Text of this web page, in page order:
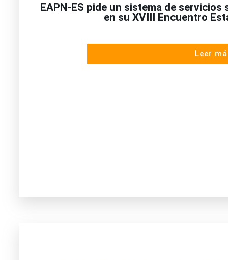
EAPN-ES pide un sistema de
en su XVIII Encuentro
Leer